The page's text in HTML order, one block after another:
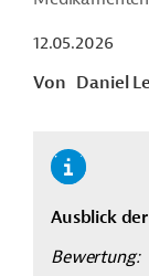
12.05.2026
Von Daniel
Ausblick
Bewertung: